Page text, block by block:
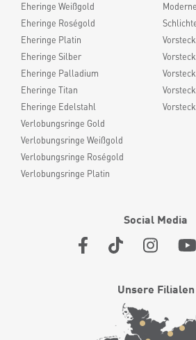
Eheringe Weißgold
Eheringe Roségold
Eheringe Platin
Eheringe Silber
Eheringe Palladium
Eheringe Titan
Eheringe Edelstahl
Verlobungsringe Gold
Verlobungsringe Weißgold
Verlobungsringe Roségold
Verlobungsringe Platin
Social Media
Unsere Filialen